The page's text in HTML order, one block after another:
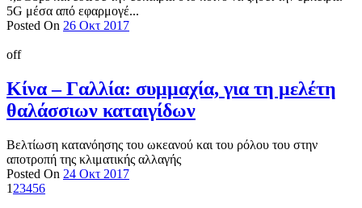
5G μέσα από εφαρμογέ...
Posted On 26 Οκτ 2017
off
Κίνα – Γαλλία: συμμαχία, για τη μελέτη
θαλάσσιων καταιγίδων
Βελτίωση κατανόησης του ωκεανού και του ρόλου του στην
αποτροπή της κλιματικής αλλαγής
Posted On 24 Οκτ 2017
1 23456